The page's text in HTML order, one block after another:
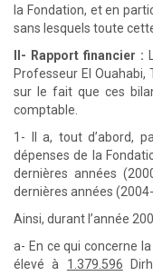
la Fondation, et en
sans lesquels toute
II- Rapport financier :
Professeur El
sur le fait que ces
comptable.
1- Il a, tout d’abord,
dépenses de la
dernières années
dernières années
Ainsi, durant l’année
a- En ce qui concerne
élevé à 1.379.596